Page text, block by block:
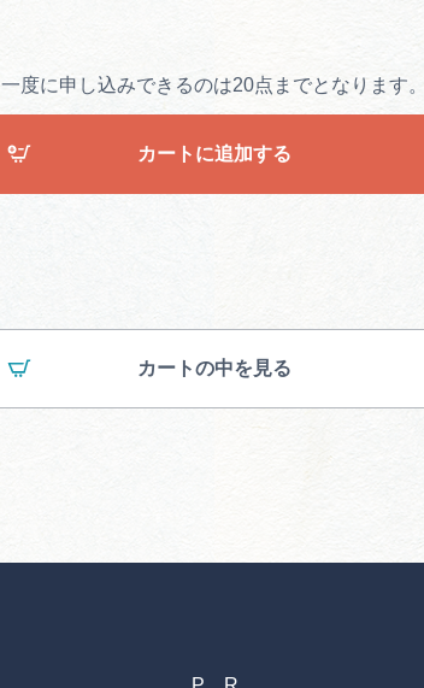
一度に申し込みできるのは20点までとなります。
カートに追加する
カートの中を見る